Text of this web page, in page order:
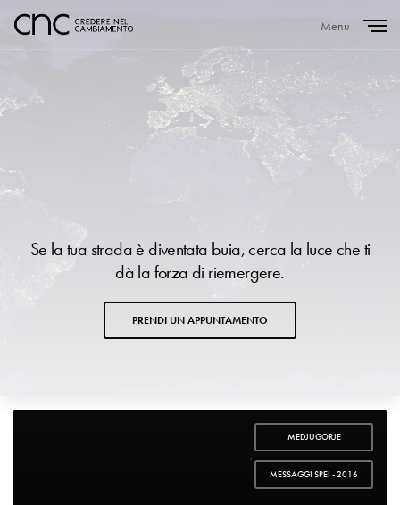
Menu
Se la tua strada è diventata buia, cerca la luce che ti
dà la forza di riemergere.
PRENDI UN APPUNTAMENTO
MEDJUGORJE
,
MESSAGGI SPEI - 2016